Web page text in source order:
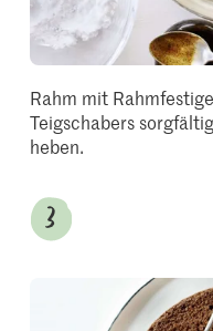
Rahm mit
Teigschabers
heben.